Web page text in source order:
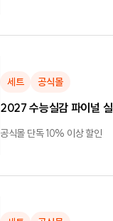
세트 공식몰
2027 수능실감 파이널
공식몰 단독 10% 이상 할인